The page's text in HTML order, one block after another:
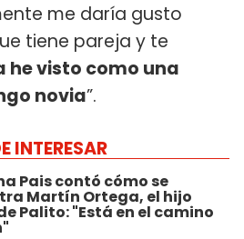
me daría gusto
tiene pareja y te
he visto como una
novia”.
INTERESAR
Pais contó cómo se
Martín Ortega, el hijo
Palito: "Está en el camino